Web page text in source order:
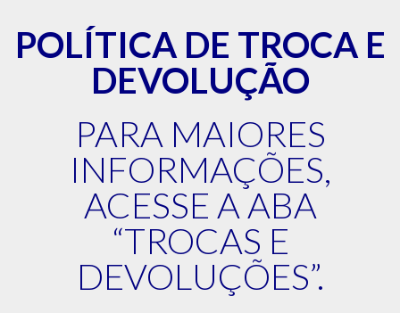
POLÍTICA DE TROCA E
DEVOLUÇÃO
PARA MAIORES
INFORMAÇÕES,
ACESSE A ABA
“TROCAS E
DEVOLUÇÕES”.